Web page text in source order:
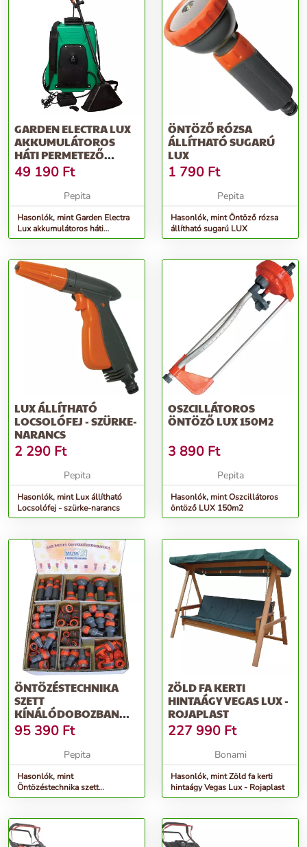
GARDEN ELECTRA LUX
AKKUMULÁTOROS
HÁTI PERMETEZŐ
TANÚSÍTÓ MATRICÁV...
49 190 Ft
Pepita
Hasonlók, mint Garden Electra
Lux akkumulátoros háti
Permetező tanúsító matricáv...
ÖNTÖZŐ RÓZSA
ÁLLÍTHATÓ SUGARÚ
LUX
1 790 Ft
Pepita
Hasonlók, mint Öntöző rózsa
állítható sugarú LUX
LUX ÁLLÍTHATÓ
LOCSOLÓFEJ - SZÜRKE-
NARANCS
2 290 Ft
Pepita
Hasonlók, mint Lux állítható
Locsolófej - szürke-narancs
OSZCILLÁTOROS
ÖNTÖZŐ LUX 150M2
3 890 Ft
Pepita
Hasonlók, mint Oszcillátoros
öntöző LUX 150m2
ÖNTÖZÉSTECHNIKA
SZETT
KÍNÁLÓDOBOZBAN
LUX
95 390 Ft
Pepita
Hasonlók, mint
Öntözéstechnika szett
kínálódobozban LUX
ZÖLD FA KERTI
HINTAÁGY VEGAS LUX -
ROJAPLAST
227 990 Ft
Bonami
Hasonlók, mint Zöld fa kerti
hintaágy Vegas Lux - Rojaplast